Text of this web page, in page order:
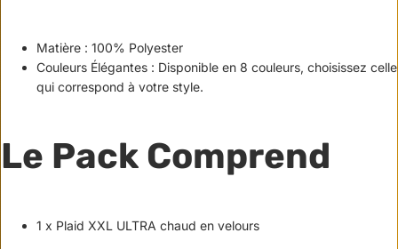
Matière : 100% Polyester
Couleurs Élégantes : Disponible en 8 couleurs, choisissez celle
qui correspond à votre style.
Le Pack Comprend
1 x Plaid XXL ULTRA chaud en velours